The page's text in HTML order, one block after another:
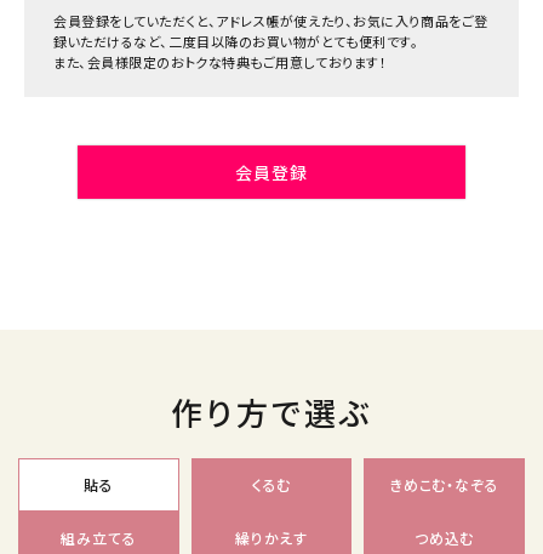
ログイン person 会員登録
会員登録をしていただくと、アドレス帳が使えたり、お気に入り商品をご登
録いただけるなど、二度目以降のお買い物がとても便利です。
また、会員様限定のおトクな特典もご用意しております！
会員登録
作り方で選ぶ
貼る くるむ きめこむ・なぞる
組み立てる 繰りかえす つめ込む